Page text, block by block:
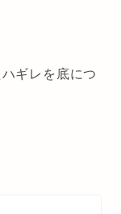
ギレを底につ